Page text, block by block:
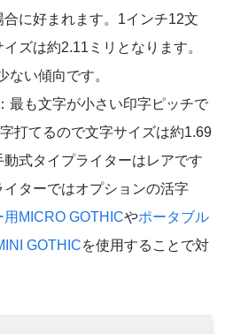
に好まれます。1インチ12文
ズは約2.11ミリとなります。
ない傾向です。
最も文字が小さい印字ピッチで
打てるので文字サイズは約1.69
動式タイプライターはレアです
ターではオプションの活字
用MICRO GOTHICやポータブル
GOTHICを使用することで対